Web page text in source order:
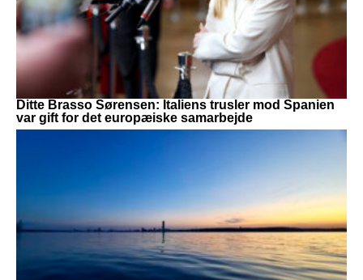
Ditte Brasso Sørensen: Italiens trusler mod Spanien
var gift for det europæiske samarbejde